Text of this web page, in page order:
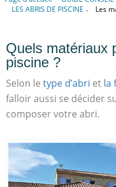
LES ABRIS DE PISCINE » Les
Quels matériaux
piscine ?
Selon le type d’abri et la
falloir aussi se décider
composer votre abri.